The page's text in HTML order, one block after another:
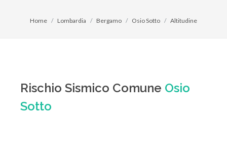
Home Lombardia Bergamo Osio Sotto Altitudine
Rischio Sismico Comune Osio
Sotto